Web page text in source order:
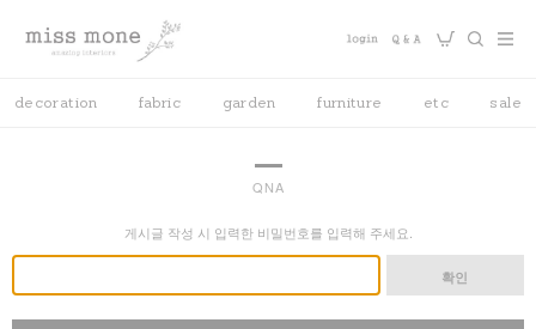
decoration fabric garden furniture etc sale
QNA
게시글 작성 시 입력한 비밀번호를 입력해 주세요.
확인